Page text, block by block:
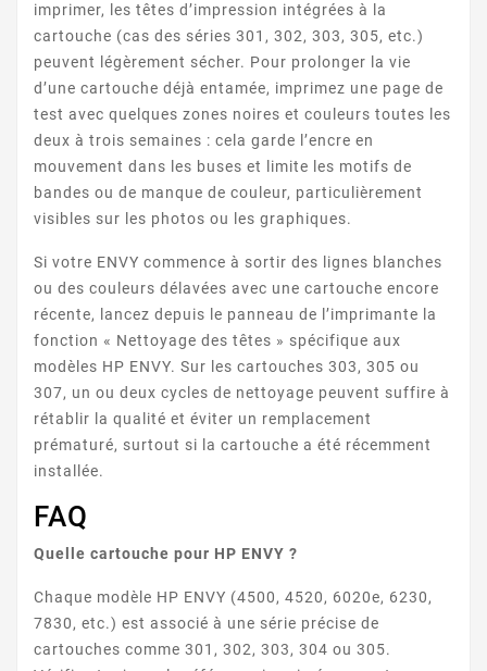
ENVY 5600 SERIES
imprimer, les têtes d’impression intégrées à la
cartouche (cas des séries 301, 302, 303, 305, etc.)
peuvent légèrement sécher. Pour prolonger la vie
d’une cartouche déjà entamée, imprimez une page de
test avec quelques zones noires et couleurs toutes les
deux à trois semaines : cela garde l’encre en
mouvement dans les buses et limite les motifs de
bandes ou de manque de couleur, particulièrement
visibles sur les photos ou les graphiques.
Si votre ENVY commence à sortir des lignes blanches
ou des couleurs délavées avec une cartouche encore
récente, lancez depuis le panneau de l’imprimante la
fonction « Nettoyage des têtes » spécifique aux
modèles HP ENVY. Sur les cartouches 303, 305 ou
307, un ou deux cycles de nettoyage peuvent suffire à
rétablir la qualité et éviter un remplacement
prématuré, surtout si la cartouche a été récemment
installée.
FAQ
Quelle cartouche pour HP ENVY ?
Chaque modèle HP ENVY (4500, 4520, 6020e, 6230,
7830, etc.) est associé à une série précise de
cartouches comme 301, 302, 303, 304 ou 305.